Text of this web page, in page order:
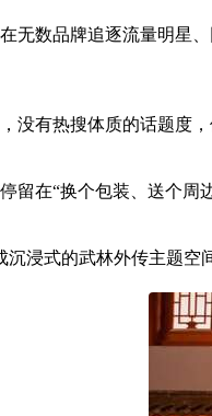
无数品牌追逐流量明星
没有热搜体质的话题度
留在“换个包装、送个周
浸式的武林外传主题空